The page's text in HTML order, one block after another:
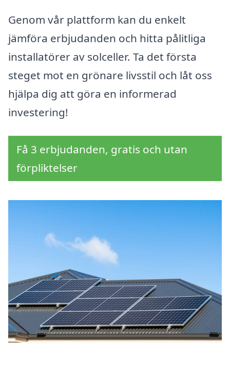
Genom vår plattform kan du enkelt
jämföra erbjudanden och hitta pålitliga
installatörer av solceller. Ta det första
steget mot en grönare livsstil och låt oss
hjälpa dig att göra en informerad
investering!
Få 3 erbjudanden, gratis och utan
förpliktelser